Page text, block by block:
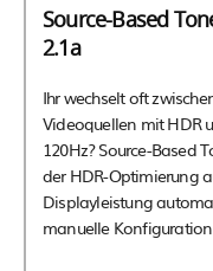
Source-Based
2.1a
Ihr wechselt oft
Videoquellen mit HDR
120Hz? Source-Based
der HDR-Optimierung
Displayleistung
manuelle